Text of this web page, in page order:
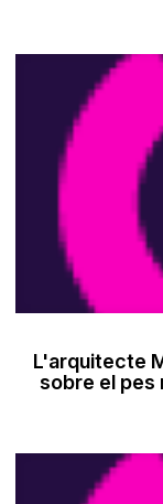
L'arquitecte
sobre el pes